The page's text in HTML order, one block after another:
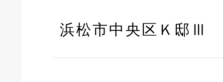
浜松市中央区Ｋ邸Ⅲ